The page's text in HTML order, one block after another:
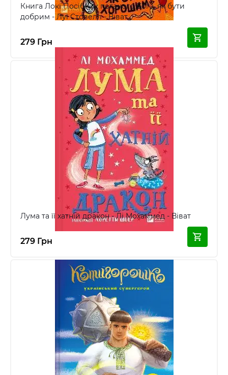
Книга Локі Посібник поганого Бога, як бути
добрим - Луї Стовелл - Віват
279 Грн
Лума та її хатній дракон - Лі Мохаммед - Віват
279 Грн